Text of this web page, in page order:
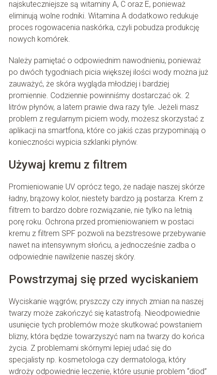
najskuteczniejsze są witaminy A, C oraz E, ponieważ
eliminują wolne rodniki. Witamina A dodatkowo redukuje
proces rogowacenia naskórka, czyli pobudza produkcję
nowych komórek.
Należy pamiętać o odpowiednim nawodnieniu, ponieważ
po dwóch tygodniach picia większej ilości wody można już
zauważyć, że skóra wygląda młodziej i bardziej
promiennie. Codziennie powinniśmy dostarczać ok. 2
litrów płynów, a latem prawie dwa razy tyle. Jeżeli masz
problem z regularnym piciem wody, możesz skorzystać z
aplikacji na smartfona, które co jakiś czas przypominają o
konieczności wypicia szklanki płynów.
Używaj kremu z filtrem
Promieniowanie UV oprócz tego, że nadaje naszej skórze
ładny, brązowy kolor, niestety bardzo ją postarza. Krem z
filtrem to bardzo dobre rozwiązanie, nie tylko na letnią
porę roku. Ochrona przed promieniowaniem w postaci
kremu z filtrem SPF pozwoli na bezstresowe przebywanie
nawet na intensywnym słońcu, a jednocześnie zadba o
odpowiednie nawilżenie naszej skóry.
Powstrzymaj się przed wyciskaniem
Wyciskanie wągrów, pryszczy czy innych zmian na naszej
twarzy może zakończyć się katastrofą. Nieodpowiednie
usunięcie tych problemów może skutkować powstaniem
blizny, która będzie towarzyszyć nam na twarzy do końca
życia. Z problemami skórnymi lepiej udać się do
specjalisty np. kosmetologa czy dermatologa, który
wdroży odpowiednie leczenie, które usunie problem “diod”